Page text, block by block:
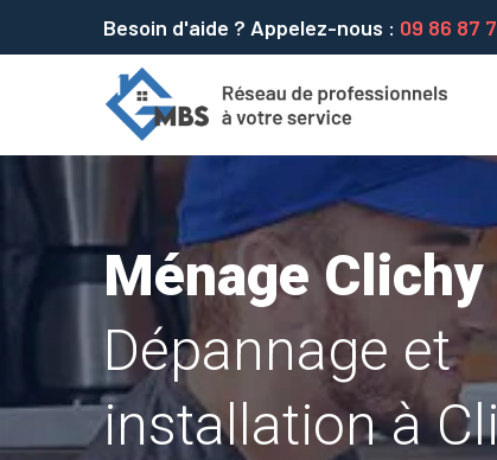
Besoin d'aide ? Appelez-nous : 09 86 87
Ménage Clichy
Dépannage et
installation à